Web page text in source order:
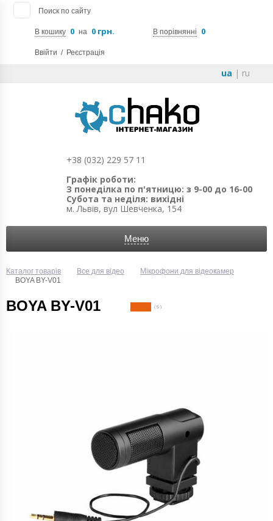
Поиск по сайту
В кошику 0 на 0 грн. В порівнянні 0
Ввійти / Реєстрація
ua | ru
+38 (032) 229 57 11
Графік роботи:
З понеділка по п'ятницю: з 9-00 до 16-00
Субота та неділя: вихідні
м. Львів, вул Шевченка, 154
Меню
Каталог товарів Все для відео
Мікрофони для відеокамер
BOYA BY-V01
BOYA BY-V01 ( 5 )